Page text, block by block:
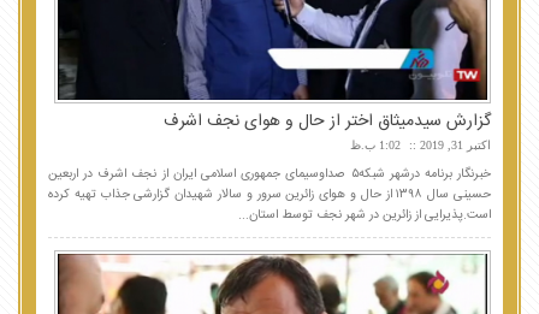
گزارش سیدمیثاق اختر از حال و هوای نجف اشرف
اکتبر 31, 2019 1:02 ب.ظ
خبرنگار برنامه درشهر شبکه۵ صداوسیمای جمهوری اسلامی ایران از نجف اشرف در اربعین
حسینی سال ۱۳۹۸ از حال و هوای زائرین سرور و سالار شهیدان گزارشی جذاب تهیه کرده
است.پذیرایی از زائرین در شهر نجف توسط استان...